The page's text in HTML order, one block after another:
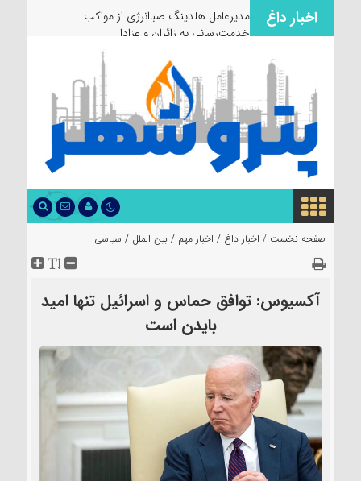
اخبار داغ
مدیرعامل هلدینگ صباانرژی از مواکب
خدمت‌رسانی به زائران و عزاداران بازدید ک
صفحه نخست / اخبار داغ / اخبار مهم / بین الملل / سیاسی
آکسیوس: توافق حماس و اسرائیل تنها امید
بایدن است